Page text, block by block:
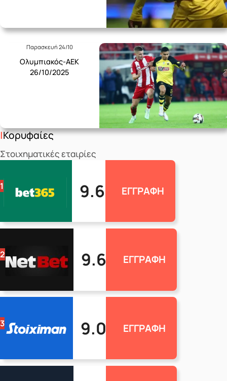
Παρασκευή 24/10
Ολυμπιακός-ΑΕΚ
26/10/2025
Κορυφαίες
Στοιχηματικές εταιρίες
1 9.6 ΕΓΓΡΑΦΗ
2 9.6 ΕΓΓΡΑΦΗ
3 9.0 ΕΓΓΡΑΦΗ